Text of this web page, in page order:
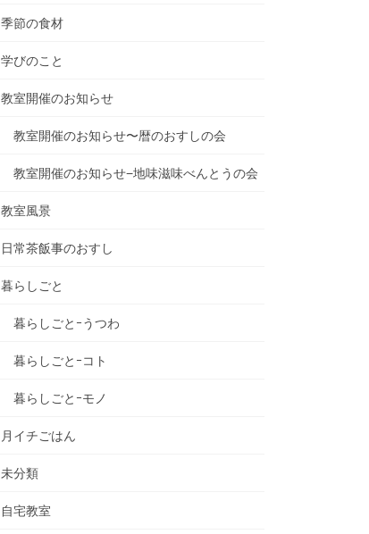
季節の食材
学びのこと
教室開催のお知らせ
教室開催のお知らせ〜暦のおすしの会
教室開催のお知らせ−地味滋味べんとうの会
教室風景
日常茶飯事のおすし
暮らしごと
暮らしごとｰうつわ
暮らしごとｰコト
暮らしごとｰモノ
月イチごはん
未分類
自宅教室